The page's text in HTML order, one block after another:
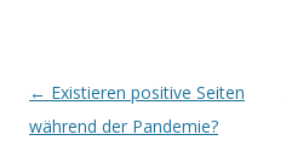
Beitrags-
Navigation
← Existieren positive Seiten
während der Pandemie?